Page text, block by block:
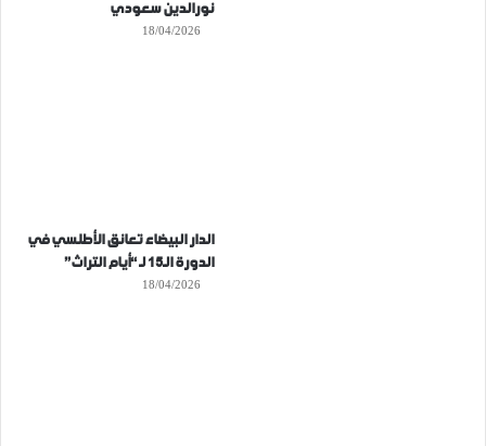
نورالدين سعودي
18/04/2026
الدار البيضاء تعانق الأطلسي في
الدورة الـ15 لـ “أيام التراث”
18/04/2026